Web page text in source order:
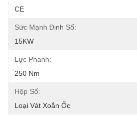
CE
Sức Mạnh Định Số:
15KW
Lực Phanh:
250 Nm
Hộp Số:
Loại Vát Xoắn Ốc